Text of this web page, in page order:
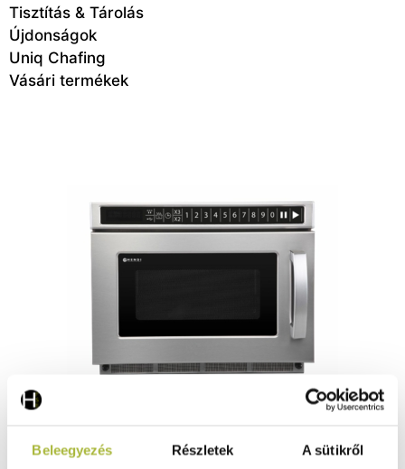
Beleegyezés Részletek A sütikről
Tisztítás & Tárolás
Újdonságok
Uniq Chafing
Vásári termékek
1800 W HENDI 3000 W – 18 L - HENDI 281376